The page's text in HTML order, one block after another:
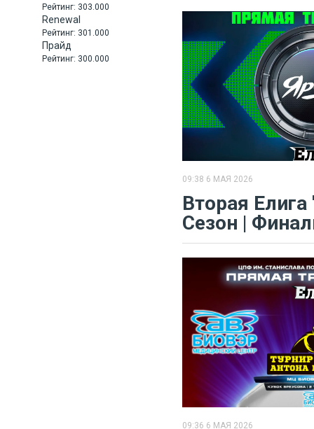
Рейтинг: 303.000
Renewal
Рейтинг: 301.000
Прайд
Рейтинг: 300.000
09:38 6 МАЯ 2026
​Вторая Елига
Сезон |
09:36 6 МАЯ 2026